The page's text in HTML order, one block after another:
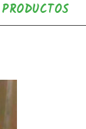
PRODUCTOS